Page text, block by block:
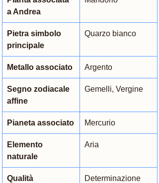
a Andrea
Pietra simbolo
principale
Quarzo bianco
Metallo associato Argento
Segno zodiacale
affine
Gemelli, Vergine
Pianeta associato Mercurio
Elemento
naturale
Aria
Qualità
Determinazione